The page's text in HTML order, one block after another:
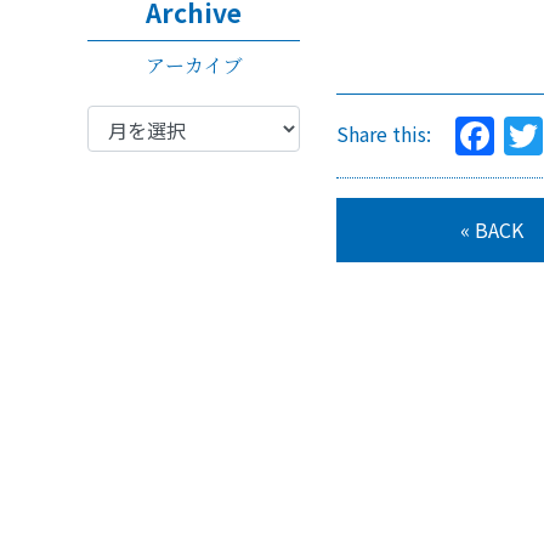
Share this:
« BACK
Archive
アーカイブ